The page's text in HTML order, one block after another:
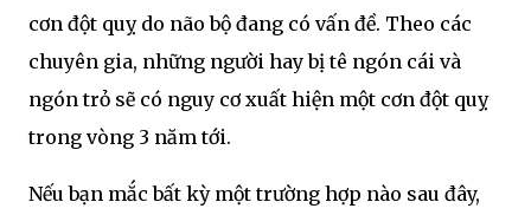
cơn đột quỵ do não bộ đang có vấn đề. Theo các
chuyên gia, những người hay bị tê ngón cái và
ngón trỏ sẽ có nguy cơ xuất hiện một cơn đột quỵ
trong vòng 3 năm tới.
Nếu bạn mắc bất kỳ một trường hợp nào sau đây,